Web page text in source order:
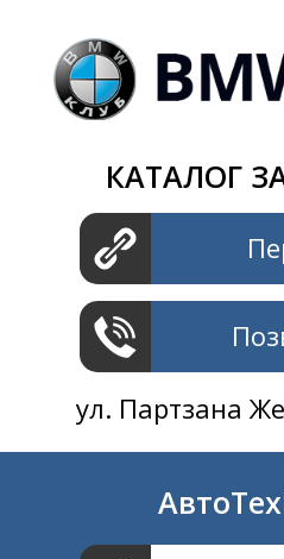
КАТАЛОГ
ул. Партзана
+7 391
ул.
+7 391
ул.